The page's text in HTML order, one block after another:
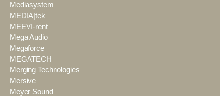
Mediasystem
MEDIA|tek
MEEVI-rent
Mega Audio
Megaforce
MEGATECH
Merging Technologies
Mersive
Meyer Sound